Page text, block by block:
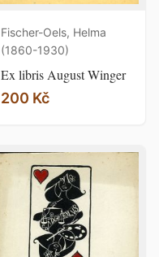
Fischer-Oels, Helma
(1860-1930)
Ex libris August Winger
200 Kč